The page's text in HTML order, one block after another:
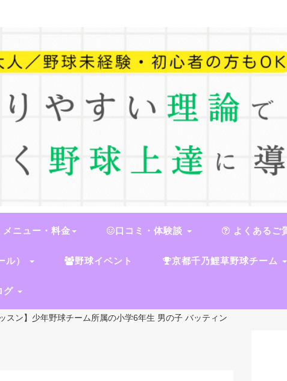
メニュー・料金 口コミ・体験談 よくあるご
ル） 野球イベント 京都千乃鯉草野球チーム
グ
スン】少年野球チーム所属の小学6年生 男の子 バッティン